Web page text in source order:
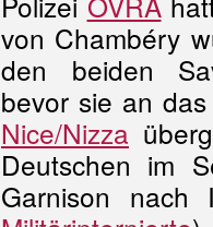
von Chambéry
den beiden
bevor sie an
Nice/Nizza
Deutschen im
Garnison